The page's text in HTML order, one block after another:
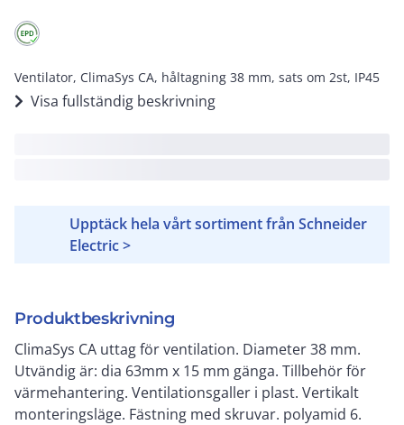
Ventilator, ClimaSys CA, håltagning 38 mm, sats om 2st, IP45
Visa fullständig beskrivning
Upptäck hela vårt sortiment från Schneider
Electric >
Produktbeskrivning
ClimaSys CA uttag för ventilation. Diameter 38 mm.
Utvändig är: dia 63mm x 15 mm gänga. Tillbehör för
värmehantering. Ventilationsgaller i plast. Vertikalt
monteringsläge. Fästning med skruvar. polyamid 6.